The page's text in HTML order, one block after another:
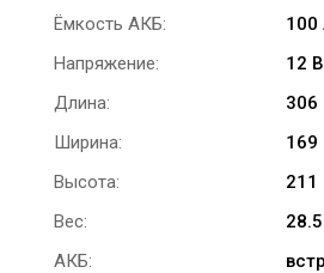
Ёмкость АКБ:
100
Напряжение:
12 В
Длина:
306
Ширина:
169
Высота:
211
Вес:
АКБ: